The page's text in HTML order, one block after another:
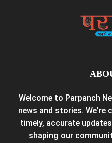
Welcome to Parpanch
news and stories.
timely, accurate
shaping our